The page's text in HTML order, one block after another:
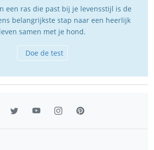
een ras die past bij je levensstijl is de
belangrijkste stap naar een heerlijk
leven samen met je hond.
Doe de test